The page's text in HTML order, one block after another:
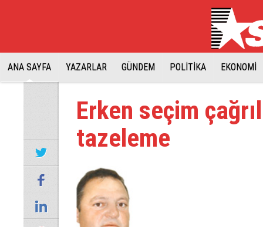
ANA SAYFA YAZARLAR GÜNDEM POLİTİKA EKONOMİ
Erken seçim
tazeleme